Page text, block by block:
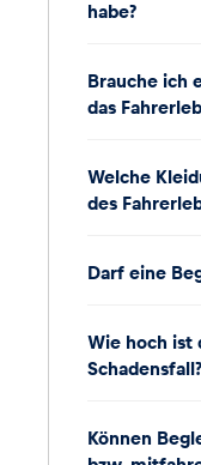
habe?
Brauche ich
das
Welche
des
Darf eine
Wie hoch ist
Schadensfall?
Können